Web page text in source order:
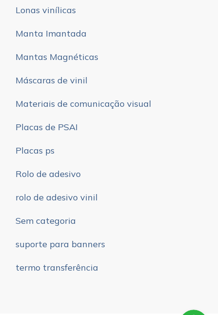
Lonas vinílicas
Manta Imantada
Mantas Magnéticas
Máscaras de vinil
Materiais de comunicação visual
Placas de PSAI
Placas ps
Rolo de adesivo
rolo de adesivo vinil
Sem categoria
suporte para banners
termo transferência